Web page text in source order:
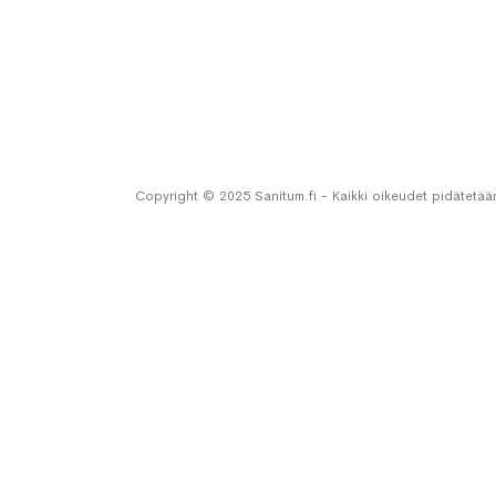
Copyright © 2025 Sanitum.fi - Kaikki oikeudet